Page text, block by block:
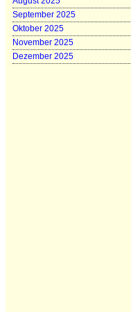
September 2025
Oktober 2025
November 2025
Dezember 2025